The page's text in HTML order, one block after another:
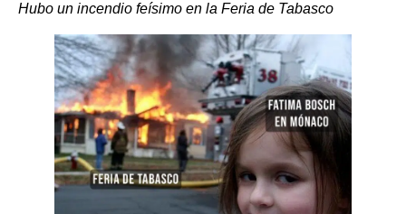
Hubo un incendio feísimo en la Feria de Tabasco